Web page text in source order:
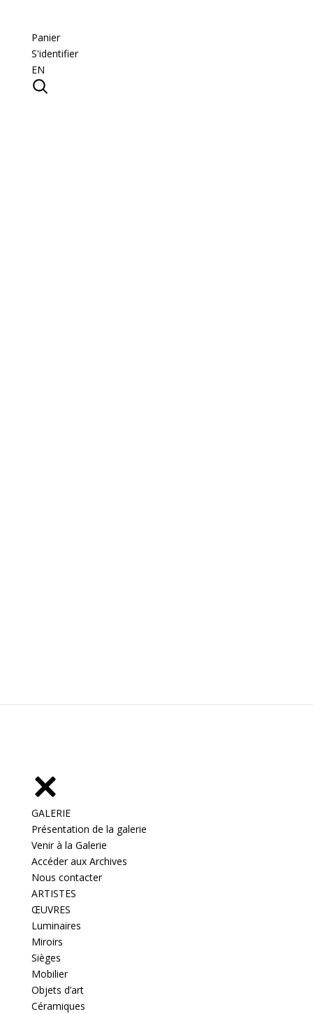
Panier
S'identifier
EN
GALERIE
Présentation de la galerie
Venir à la Galerie
Accéder aux Archives
Nous contacter
ARTISTES
ŒUVRES
Luminaires
Miroirs
Sièges
Mobilier
Objets d’art
Céramiques